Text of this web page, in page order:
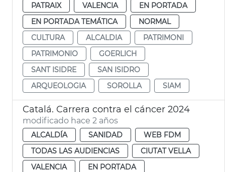
PATRAIX
VALENCIA
EN PORTADA
EN PORTADA TEMÁTICA
NORMAL
CULTURA
ALCALDIA
PATRIMONI
PATRIMONIO
GOERLICH
SANT ISIDRE
SAN ISIDRO
ARQUEOLOGIA
SOROLLA SIAM
Catalá. Carrera contra el cáncer 2024
modificado hace 2 años
ALCALDÍA SANIDAD
WEB FDM
TODAS LAS AUDIENCIAS
CIUTAT VELLA
VALENCIA
EN PORTADA